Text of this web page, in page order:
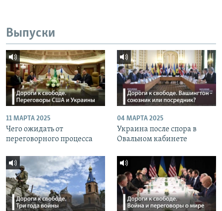
Выпуски
11 МАРТА 2025
Чего ожидать от
переговорного процесса
04 МАРТА 2025
Украина после спора в
Овальном кабинете